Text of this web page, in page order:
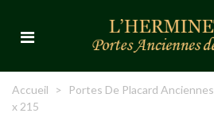
Accueil > Portes De Placard Anciennes
x 215